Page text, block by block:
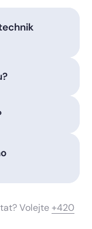
Volejte+420